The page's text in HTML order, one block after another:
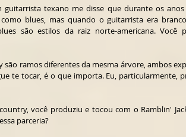
guitarrista texano me disse que durante os
blues, mas quando o guitarrista era
são estilos da raiz norte-americana. Você
são ramos diferentes da mesma árvore, ambos
te tocar, é o que importa. Eu, particularmente,
você produziu e tocou com o Ramblin'
parceria?